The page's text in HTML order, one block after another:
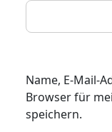
Name, E-Mail-
Browser für
speichern.